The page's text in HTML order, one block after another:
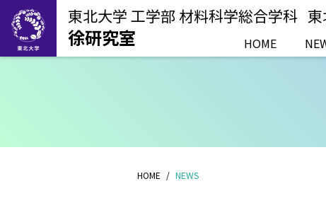
東北大学 工学部 材料科学総合学科
徐研究室 HOME
HOME NEWS